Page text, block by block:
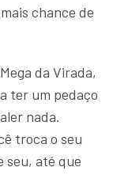
chance de
da Virada,
ter um pedaço
nada.
troca o seu
seu, até que